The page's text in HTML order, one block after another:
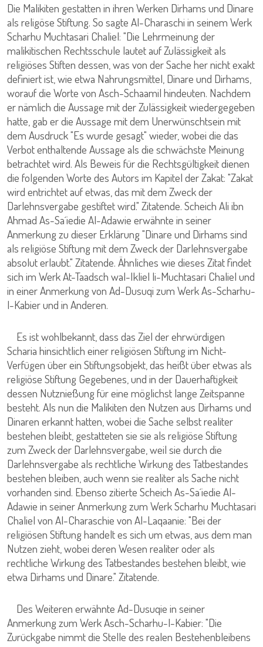
Die Malikiten gestatten in ihren Werken Dirhams und Dinare
als religöse Stiftung. So sagte Al-Charaschi in seinem Werk
Scharhu Muchtasari Chaliel: "Die Lehrmeinung der
malikitischen Rechtsschule lautet auf Zulässigkeit als
religiöses Stiften dessen, was von der Sache her nicht exakt
definiert ist, wie etwa Nahrungsmittel, Dinare und Dirhams,
worauf die Worte von Asch-Schaamil hindeuten. Nachdem
er nämlich die Aussage mit der Zulässigkeit wiedergegeben
hatte, gab er die Aussage mit dem Unerwünschtsein mit
dem Ausdruck "Es wurde gesagt" wieder, wobei die das
Verbot enthaltende Aussage als die schwächste Meinung
betrachtet wird. Als Beweis für die Rechtsgültigkeit dienen
die folgenden Worte des Autors im Kapitel der Zakat: "Zakat
wird entrichtet auf etwas, das mit dem Zweck der
Darlehnsvergabe gestiftet wird." Zitatende. Scheich Ali ibn
Ahmad As-Sa´iedie Al-Adawie erwähnte in seiner
Anmerkung zu dieser Erklärung "Dinare und Dirhams sind
als religiöse Stiftung mit dem Zweck der Darlehnsvergabe
absolut erlaubt." Zitatende. Ähnliches wie dieses Zitat findet
sich im Werk At-Taadsch wal-Ikliel li-Muchtasari Chaliel und
in einer Anmerkung von Ad-Dusuqi zum Werk As-Scharhu-
l-Kabier und in Anderen.
Es ist wohlbekannt, dass das Ziel der ehrwürdigen
Scharia hinsichtlich einer religiösen Stiftung im Nicht-
Verfügen über ein Stiftungsobjekt, das heißt über etwas als
religiöse Stiftung Gegebenes, und in der Dauerhaftigkeit
dessen Nutznießung für eine möglichst lange Zeitspanne
besteht. Als nun die Malikiten den Nutzen aus Dirhams und
Dinaren erkannt hatten, wobei die Sache selbst realiter
bestehen bleibt, gestatteten sie sie als religiöse Stiftung
zum Zweck der Darlehnsvergabe, weil sie durch die
Darlehnsvergabe als rechtliche Wirkung des Tatbestandes
bestehen bleiben, auch wenn sie realiter als Sache nicht
vorhanden sind. Ebenso zitierte Scheich As-Sa´iedie Al-
Adawie in seiner Anmerkung zum Werk Scharhu Muchtasari
Chaliel von Al-Charaschie von Al-Laqaanie: "Bei der
religiösen Stiftung handelt es sich um etwas, aus dem man
Nutzen zieht, wobei deren Wesen realiter oder als
rechtliche Wirkung des Tatbestandes bestehen bleibt, wie
etwa Dirhams und Dinare." Zitatende.
Des Weiteren erwähnte Ad-Dusuqie in seiner
Anmerkung zum Werk Asch-Scharhu-l-Kabier: "Die
Zurückgabe nimmt die Stelle des realen Bestehenbleibens